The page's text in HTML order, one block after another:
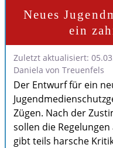
Neues
ein
Zuletzt aktualisiert:
Daniela von Treuenfels
Der Entwurf für ein
Zügen. Nach der
sollen die
gibt teils harsche